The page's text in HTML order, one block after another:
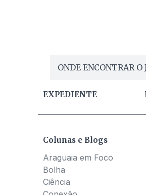
ONDE ENCONTRAR O
EXPEDIENTE
Colunas e Blogs
Araguaia em Foco
Bolha
Ciência